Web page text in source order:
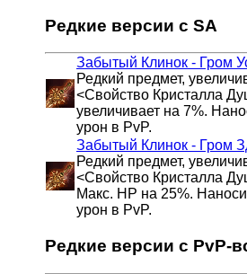
Редкие версии с SA
Забытый Клинок - Гром
Редкий предмет,
<Свойство Кристалла
увеличивает на 7%.
урон в PvP.
Забытый Клинок - Гром
Редкий предмет,
<Свойство Кристалла
Макс. HP на 25%.
урон в PvP.
Редкие версии с PvP-